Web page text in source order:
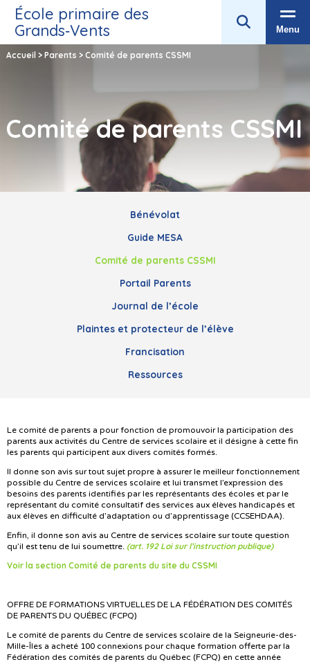
École primaire des
Grands‑Vents
Menu
Accueil > Parents > Comité de parents CSSMI
Comité de parents CSSMI
Bénévolat
Guide MESA
Comité de parents CSSMI
Portail Parents
Journal de l’école
Plaintes et protecteur de l’élève
Francisation
Ressources
Le comité de parents a pour fonction de promouvoir la participation des
parents aux activités du Centre de services scolaire et il désigne à cette fin
les parents qui participent aux divers comités formés.
Il donne son avis sur tout sujet propre à assurer le meilleur fonctionnement
possible du Centre de services scolaire et lui transmet l’expression des
besoins des parents identifiés par les représentants des écoles et par le
représentant du comité consultatif des services aux élèves handicapés et
aux élèves en difficulté d’adaptation ou d’apprentissage (CCSEHDAA).
Enfin, il donne son avis au Centre de services scolaire sur toute question
qu’il est tenu de lui soumettre. (art. 192 Loi sur l’instruction publique)
Voir la section Comité de parents du site du CSSMI
OFFRE DE FORMATIONS VIRTUELLES DE LA FÉDÉRATION DES COMITÉS
DE PARENTS DU QUÉBEC (FCPQ)
Le comité de parents du Centre de services scolaire de la Seigneurie-des-
Mille-Îles a acheté 100 connexions pour chaque formation offerte par la
Fédération des comités de parents du Québec (FCPQ) en cette année